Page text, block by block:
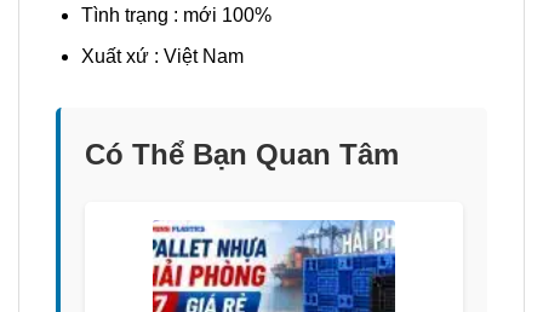
Tình trạng : mới 100%
Xuất xứ : Việt Nam
Có Thể Bạn Quan Tâm